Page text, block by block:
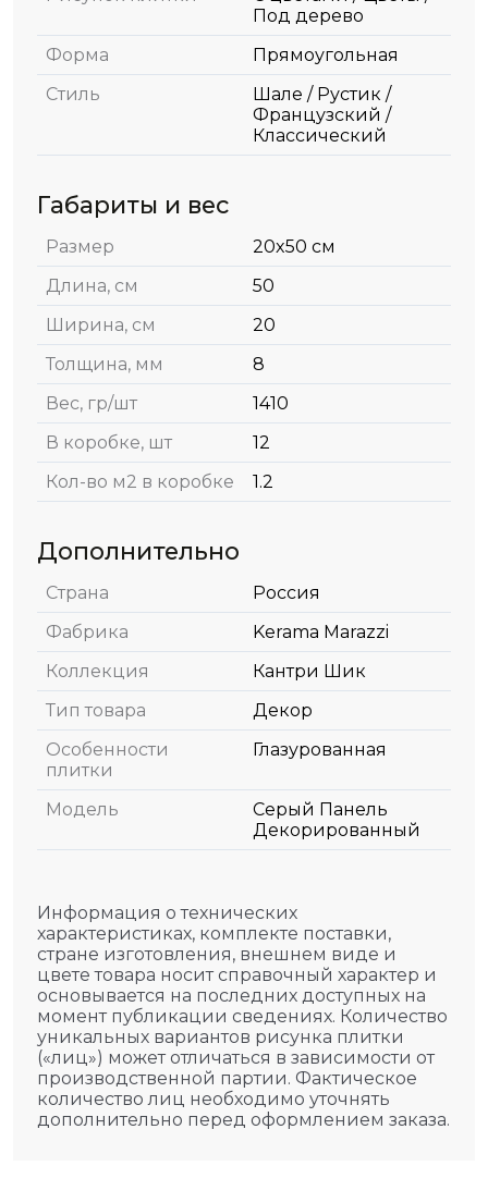
Под дерево
Форма
Прямоугольная
Стиль
Шале / Рустик /
Французский /
Классический
Габариты и вес
Размер
20x50 см
Длина, см
50
Ширина, см
20
Толщина, мм
8
Вес, гр/шт
1410
В коробке, шт
12
Кол-во м2 в коробке
1.2
Дополнительно
Страна
Россия
Фабрика
Kerama Marazzi
Коллекция
Кантри Шик
Тип товара
Декор
Особенности
плитки
Глазурованная
Модель
Серый Панель
Декорированный
Информация о технических
характеристиках, комплекте поставки,
стране изготовления, внешнем виде и
цвете товара носит справочный характер и
основывается на последних доступных на
момент публикации сведениях. Количество
уникальных вариантов рисунка плитки
(«лиц») может отличаться в зависимости от
производственной партии. Фактическое
количество лиц необходимо уточнять
дополнительно перед оформлением заказа.